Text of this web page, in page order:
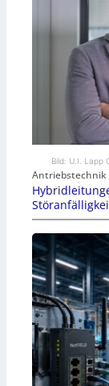
Bild: U.I. Lapp
Antriebstechnik